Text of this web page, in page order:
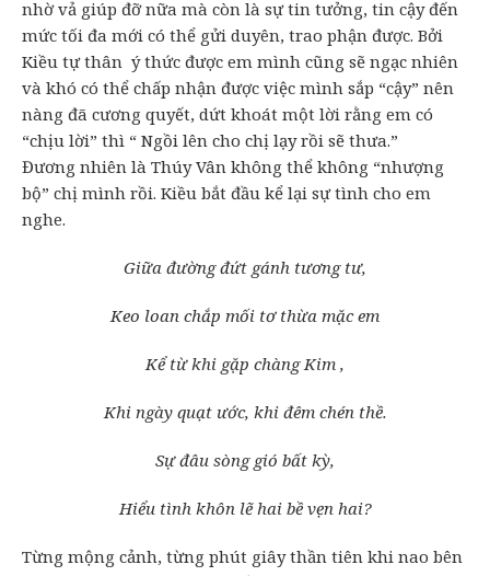
nhờ vả giúp đỡ nữa mà còn là sự tin tưởng, tin cậy đến
mức tối đa mới có thể gửi duyên, trao phận được. Bởi
Kiều tự thân ý thức được em mình cũng sẽ ngạc nhiên
và khó có thể chấp nhận được việc mình sắp “cậy” nên
nàng đã cương quyết, dứt khoát một lời rằng em có
“chịu lời” thì “ Ngồi lên cho chị lạy rồi sẽ thưa.”
Đương nhiên là Thúy Vân không thể không “nhượng
bộ” chị mình rồi. Kiều bắt đầu kể lại sự tình cho em
nghe.
Giữa đường đứt gánh tương tư,
Keo loan chắp mối tơ thừa mặc em
Kể từ khi gặp chàng Kim ,
Khi ngày quạt ước, khi đêm chén thề.
Sự đâu sòng gió bất kỳ,
Hiểu tình khôn lẽ hai bề vẹn hai?
Từng mộng cảnh, từng phút giây thần tiên khi nao bên